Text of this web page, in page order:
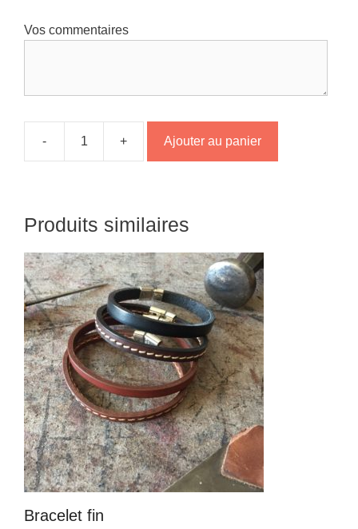
Vos commentaires
- + Ajouter au panier
Produits similaires
Bracelet fin